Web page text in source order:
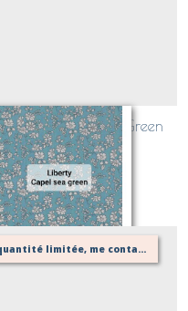
Liberty Capel Sea Green
(CLASSIQUE)
Sur demande
quantité limitée, me contacter pour vérifier possibilité de votre confection